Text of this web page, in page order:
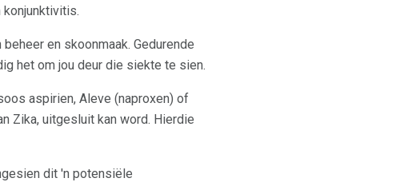
en skoonmaak. Gedurende
het om jou deur die siekte te sien.
aspirien, Aleve (naproxen) of
Zika, uitgesluit kan word. Hierdie
dit 'n potensiële